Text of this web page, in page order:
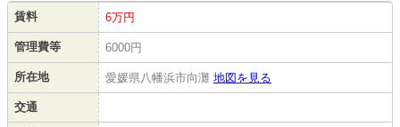
賃料 6万円
管理費等 6000円
所在地 愛媛県八幡浜市向灘 地図を見る
交通